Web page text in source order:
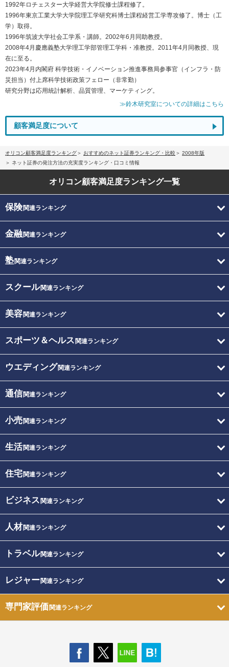
1992年ロチェスター大学経営大学院修士課程修了。
1996年東京工業大学大学院理工学研究科博士課程経営工学専攻修了。博士（工
学）取得。
1996年筑波大学社会工学系・講師。2002年6月同助教授。
2008年4月慶應義塾大学理工学部管理工学科・准教授。2011年4月同教授、現
在に至る。
2023年4月内閣府 科学技術・イノベーション推進事務局参事官（インフラ・防
災担当）付上席科学技術政策フェロー（非常勤）
研究分野は応用統計解析、品質管理、マーケティング。
≫鈴木研究室についての詳細はこちら
顧客満足度について
オリコン顧客満足度ランキング おすすめのネット証券ランキング・比較
2008年版
ネット証券の発注方法の充実度ランキング・口コミ情報
オリコン顧客満足度ランキング一覧
保険関連ランキング
金融関連ランキング
塾関連ランキング
スクール関連ランキング
美容関連ランキング
スポーツ＆ヘルス 関連ランキング
ウエディング関連ランキング
通信関連ランキング
小売関連ランキング
生活関連ランキング
住宅関連ランキング
ビジネス 関連ランキング
人材関連ランキング
トラベル関連ランキング
レジャー関連ランキング
専門家評価関連ランキング